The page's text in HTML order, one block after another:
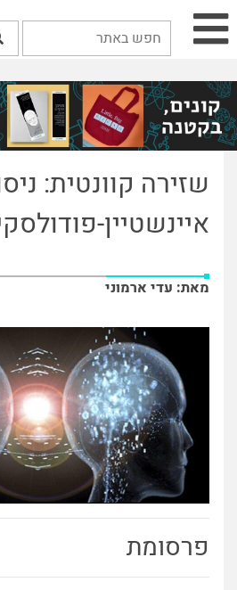
שזירה קוונטית:
איינשטיין-
מאת: עדי ארמוני
פרסומת